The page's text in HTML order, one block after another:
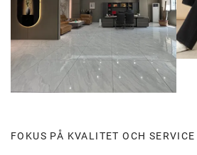
FOKUS PÅ KVALITET OCH SERVICE